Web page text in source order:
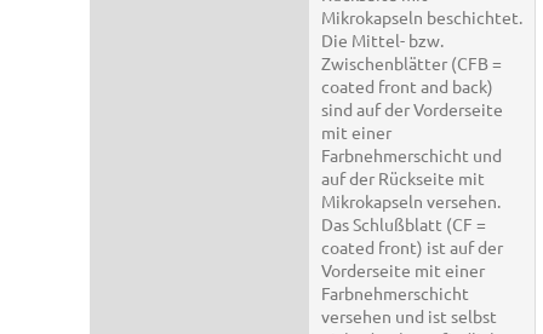
Mikrokapseln beschichtet.
Die Mittel- bzw.
Zwischenblätter (CFB =
coated front and back)
sind auf der Vorderseite
mit einer
Farbnehmerschicht und
auf der Rückseite mit
Mikrokapseln versehen.
Das Schlußblatt (CF =
coated front) ist auf der
Vorderseite mit einer
Farbnehmerschicht
versehen und ist selbst